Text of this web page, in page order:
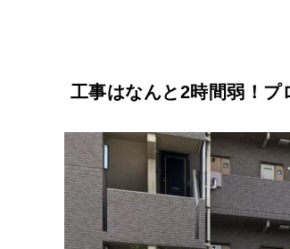
工事はなんと2時間弱！プ